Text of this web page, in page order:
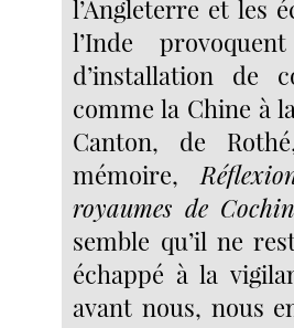
l’Angleterre et les
l’Inde
d’installation de
comme la Chine à
Canton, de
mémoire,
royaumes de
semble qu’il ne
échappé à la
avant nous, nous